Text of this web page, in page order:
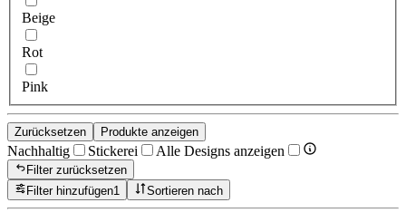
Beige
Rot
Pink
Zurücksetzen Produkte anzeigen
Nachhaltig Stickerei Alle Designs anzeigen
Filter zurücksetzen
Filter hinzufügen1 Sortieren nach